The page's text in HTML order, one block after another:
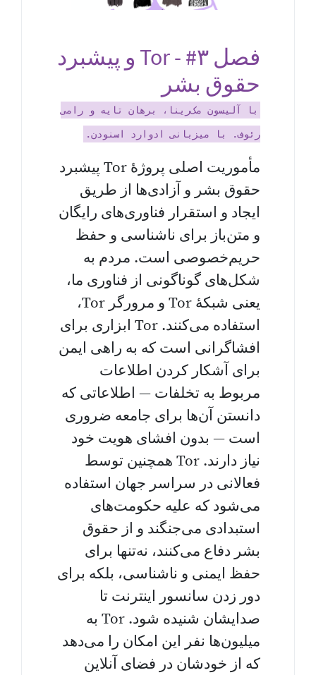
فصل ‎#۳ ‏- Tor و پیشبرد
حقوق بشر
با آلیسون مک‌رینا، برهان تایه و رامی
رئوف. با میزبانی ادوارد اسنودن.
مأموریت اصلی پروژهٔ Tor پیشبرد
حقوق بشر و آزادی‌ها از طریق
ایجاد و استقرار فناوری‌های رایگان
و متن‌باز برای ناشناسی و حفظ
حریم‌خصوصی است. مردم به
شکل‌های گوناگونی از فناوری ما،
یعنی شبکهٔ Tor و مرورگر Tor،
استفاده می‌کنند. Tor ابزاری برای
افشاگرانی است که به راهی ایمن
برای آشکار کردن اطلاعات
مربوط به تخلفات — اطلاعاتی که
دانستن آن‌ها برای جامعه ضروری
است — بدون افشای هویت خود
نیاز دارند. Tor همچنین توسط
فعالانی در سراسر جهان استفاده
می‌شود که علیه حکومت‌های
استبدادی می‌جنگند و از حقوق
بشر دفاع می‌کنند، نه‌تنها برای
حفظ ایمنی و ناشناسی، بلکه برای
دور زدن سانسور اینترنت تا
صدایشان شنیده شود. Tor به
میلیون‌ها نفر این امکان را می‌دهد
که از خودشان در فضای آنلاین